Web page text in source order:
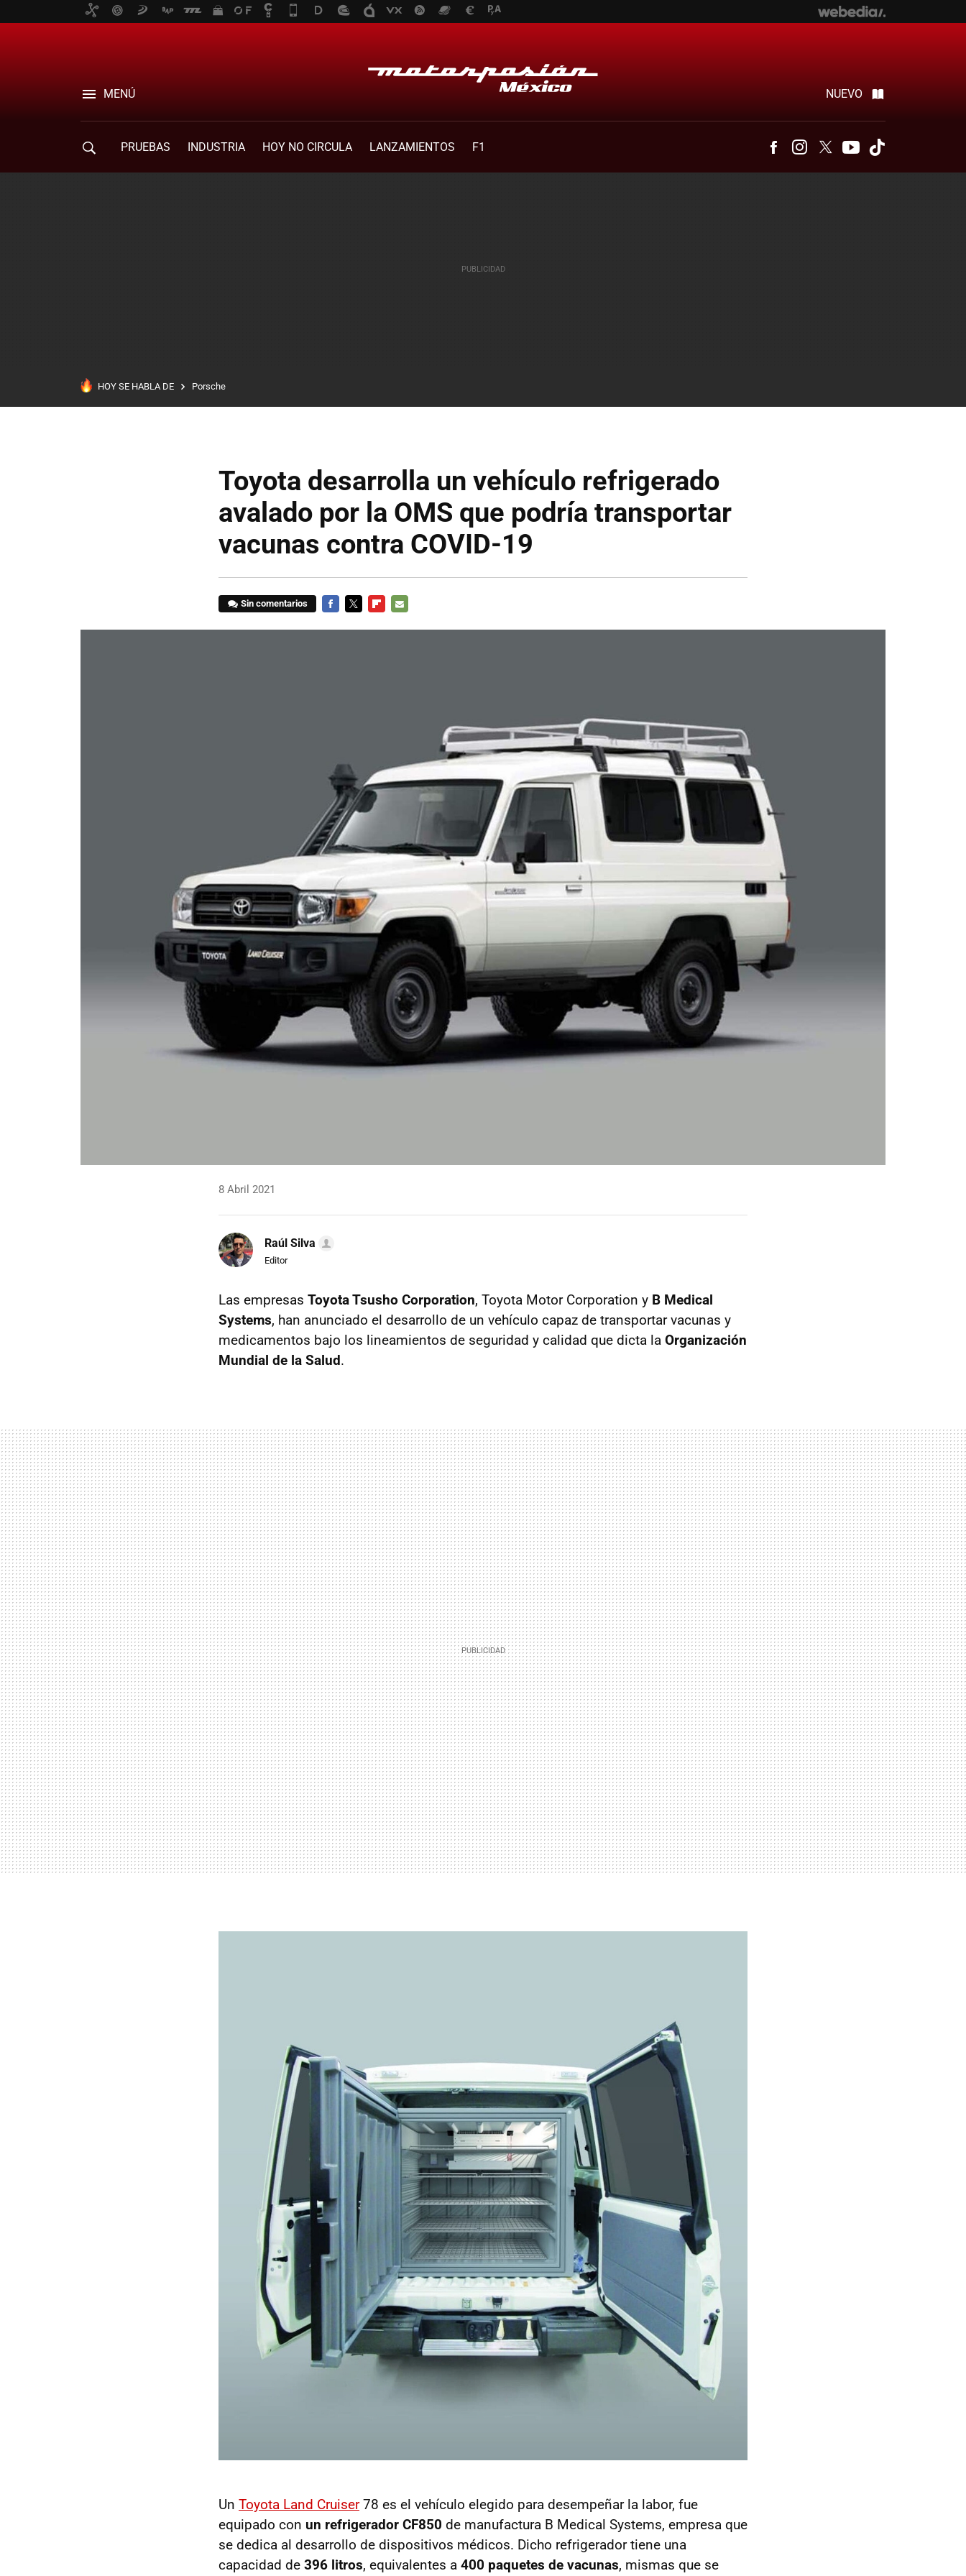
MENÚ NUEVO
PRUEBAS INDUSTRIA HOY NO CIRCULA LANZAMIENTOS F1 FacebookInstagram
Twitter Youtube
HOY SE HABLA DE Porsche
Toyota desarrolla un vehículo refrigerado
avalado por la OMS que podría transportar
vacunas contra COVID-19
Sin comentarios
8 Abril 2021
Raúl Silva
Editor
Las empresas Toyota Tsusho Corporation, Toyota Motor Corporation y B Medical
Systems, han anunciado el desarrollo de un vehículo capaz de transportar vacunas y
medicamentos bajo los lineamientos de seguridad y calidad que dicta la Organización
Mundial de la Salud.
Un Toyota Land Cruiser78 es el vehículo elegido para desempeñar la labor, fue
equipado con un refrigerador CF850 de manufactura B Medical Systems, empresa que
se dedica al desarrollo de dispositivos médicos. Dicho refrigerador tiene una
capacidad de 396 litros, equivalentes a 400 paquetes de vacunas, mismas que se